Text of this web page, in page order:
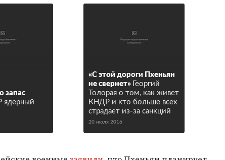
запас
ядерный
«С этой дороги Пхеньян
не свернет» Георгий
Толорая о том, как живет
КНДР и кто больше всех
страдает из-за санкций
20 июля 2016